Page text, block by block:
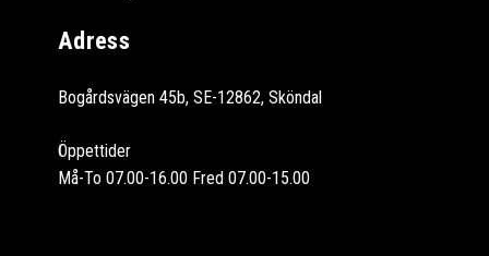
Adress
Bogårdsvägen 45b, SE-12862, Sköndal
Öppettider
Må-To 07.00-16.00 Fred 07.00-15.00